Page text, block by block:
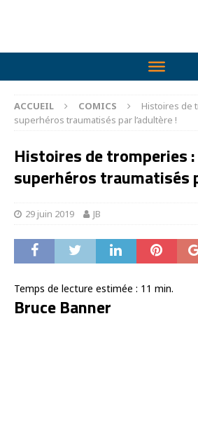
ACCUEIL COMICS
Histoires de
superhéros traumatisés par l’adultère !
Histoires de tromperies
superhéros traumatisés
29 juin 2019 JB
Temps de lecture estimée : 11 min.
Bruce Banner